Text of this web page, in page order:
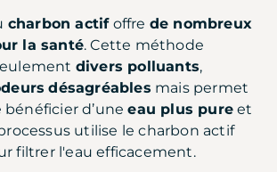
charbon actifoffre de nombreux
la santé. Cette méthode
divers polluants,
désagréables mais permet
d’uneeau plus pure et
utilise le charbon actif
filtrer l'eau efficacement.